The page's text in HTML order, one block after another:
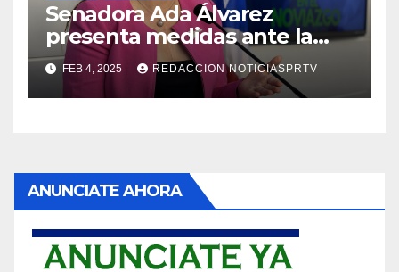
Senadora Ada Álvarez
presenta medidas ante la
violencia en el noviazgo
FEB 4, 2025 REDACCION NOTICIASPRTV
ANUNCIATE AHORA